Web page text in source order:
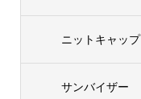
ニットキャップ
サンバイザー